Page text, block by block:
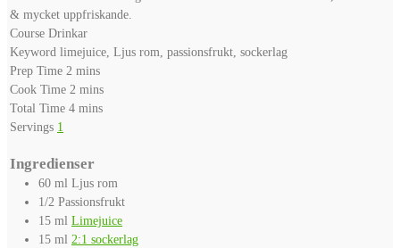
& mycket uppfriskande.
Course Drinkar
Keyword limejuice, Ljus rom, passionsfrukt, sockerlag
Prep Time 2 minutes
mins
Cook Time 2 minutes
mins
Total Time 4minutes
mins
Servings 1
Ingredienser
60 ml Ljus rom
1/2 Passionsfrukt
15 ml Limejuice
15 ml 2:1 sockerlag